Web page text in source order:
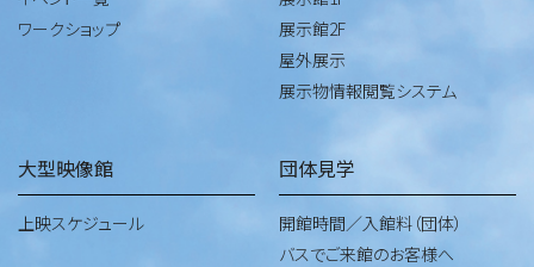
ワークショップ
展示館2F
屋外展示
展示物情報閲覧システム
大型映像館
上映スケジュール
団体見学
開館時間／入館料（団体）
バスでご来館のお客様へ